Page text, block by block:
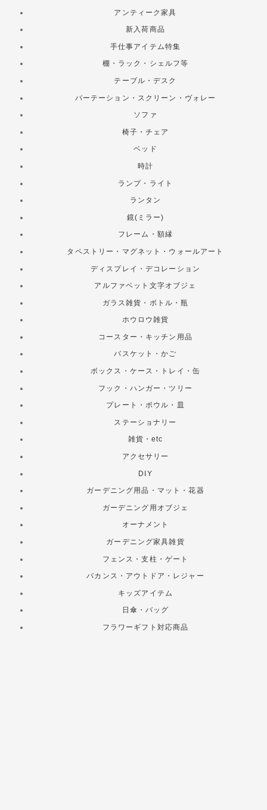
アンティーク家具
新入荷商品
手仕事アイテム特集
棚・ラック・シェルフ等
テーブル・デスク
パーテーション・スクリーン・ヴォレー
ソファ
椅子・チェア
ベッド
時計
ランプ・ライト
ランタン
鏡(ミラー)
フレーム・額縁
タペストリー・マグネット・ウォールアート
ディスプレイ・デコレーション
アルファベット文字オブジェ
ガラス雑貨・ボトル・瓶
ホウロウ雑貨
コースター・キッチン用品
バスケット・かご
ボックス・ケース・トレイ・缶
フック・ハンガー・ツリー
プレート・ボウル・皿
ステーショナリー
雑貨・etc
アクセサリー
DIY
ガーデニング用品・マット・花器
ガーデニング用オブジェ
オーナメント
ガーデニング家具雑貨
フェンス・支柱・ゲート
バカンス・アウトドア・レジャー
キッズアイテム
日傘・バッグ
フラワーギフト対応商品